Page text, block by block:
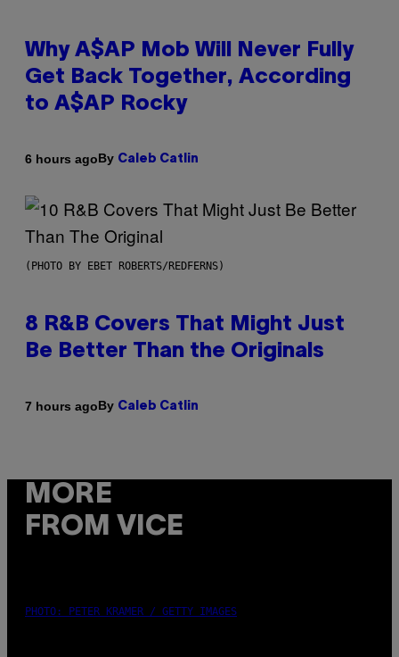
Why A$AP Mob Will Never Fully
Get Back Together, According
to A$AP Rocky
6 hours agoBy Caleb Catlin
(PHOTO BY EBET ROBERTS/REDFERNS)
8 R&B Covers That Might Just
Be Better Than the Originals
7 hours agoBy Caleb Catlin
MORE
FROM VICE
PHOTO: PETER KRAMER / GETTY IMAGES